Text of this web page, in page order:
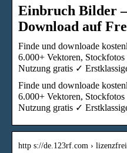
Einbruch Bilder
Download auf
Finde und downloade
6.000+ Vektoren,
Nutzung gratis ✓
Finde und downloade
6.000+ Vektoren,
Nutzung gratis ✓
http s://de.123rf.com ›